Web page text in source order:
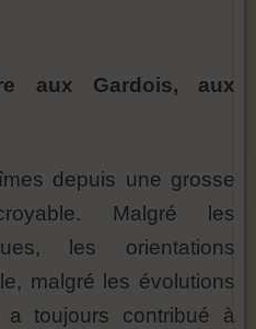
aux Gardois, aux
depuis une grosse
Malgré les
les orientations
malgré les évolutions
a toujours contribué à